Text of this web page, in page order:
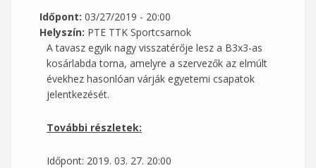
Időpont: 03/27/2019 - 20:00
Helyszín: PTE TTK Sportcsarnok
A tavasz egyik nagy visszatérője lesz a B3x3-as
kosárlabda torna, amelyre a szervezők az elmúlt
évekhez hasonlóan várják egyetemi csapatok
jelentkezését.
További részletek:
Időpont: 2019. 03. 27. 20:00